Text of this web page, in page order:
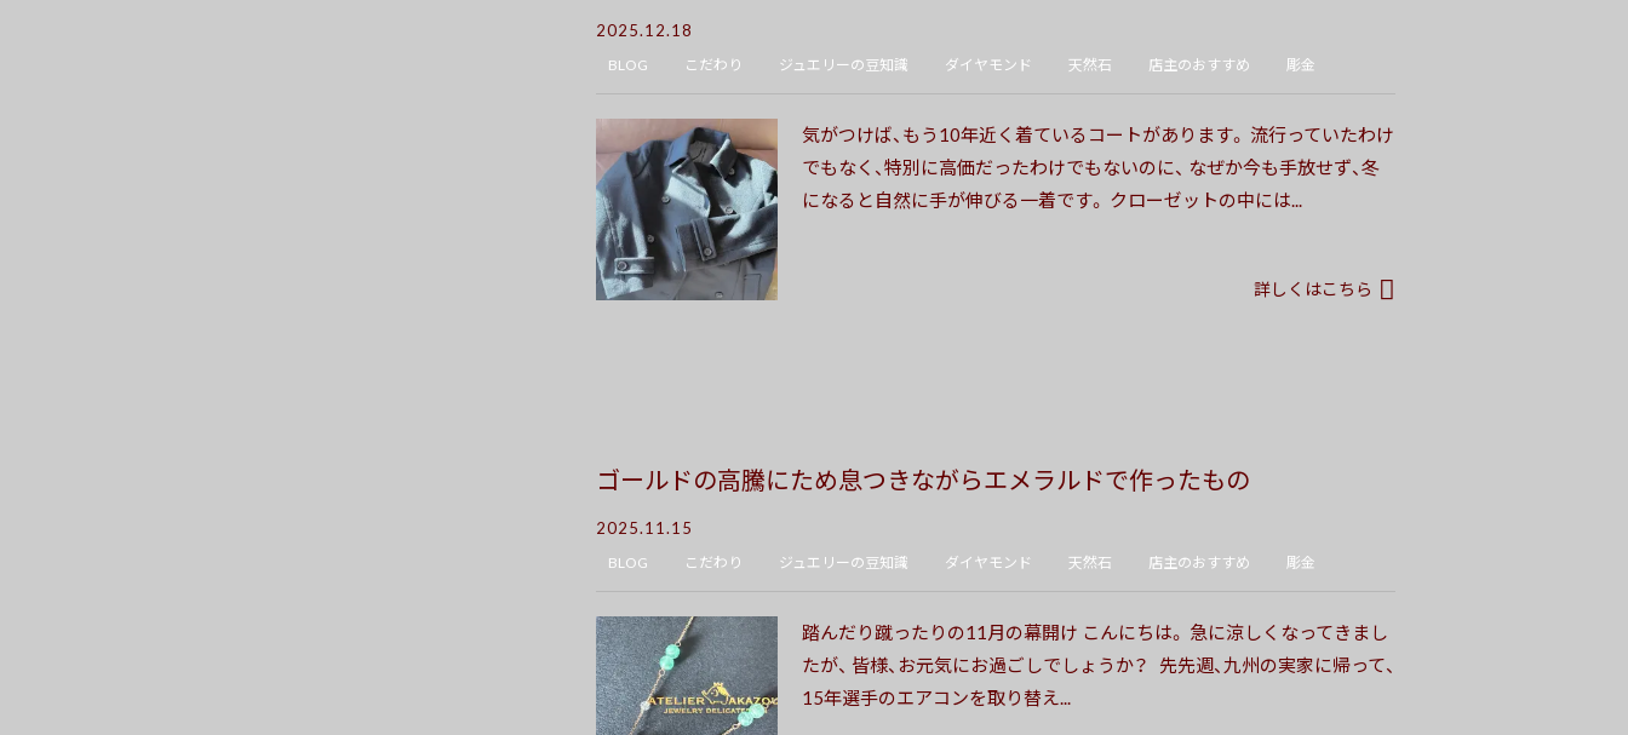
2025.12.18
BLOG こだわり ジュエリーの豆知識 ダイヤモンド 天然石 店主のおすすめ 彫金
気がつけば、もう10年近く着ているコートがあります。 流行っていたわけ
でもなく、特別に高価だったわけでもないのに、 なぜか今も手放せず、冬
になると自然に手が伸びる一着です。 クローゼットの中には...
詳しくはこちら
ゴールドの高騰にため息つきながらエメラルドで作ったもの
2025.11.15
BLOG こだわり ジュエリーの豆知識 ダイヤモンド 天然石 店主のおすすめ 彫金
踏んだり蹴ったりの11月の幕開け こんにちは。 急に涼しくなってきまし
たが、 皆様、お元気にお過ごしでしょうか？ 先先週、九州の実家に帰って、
15年選手のエアコンを取り替え...